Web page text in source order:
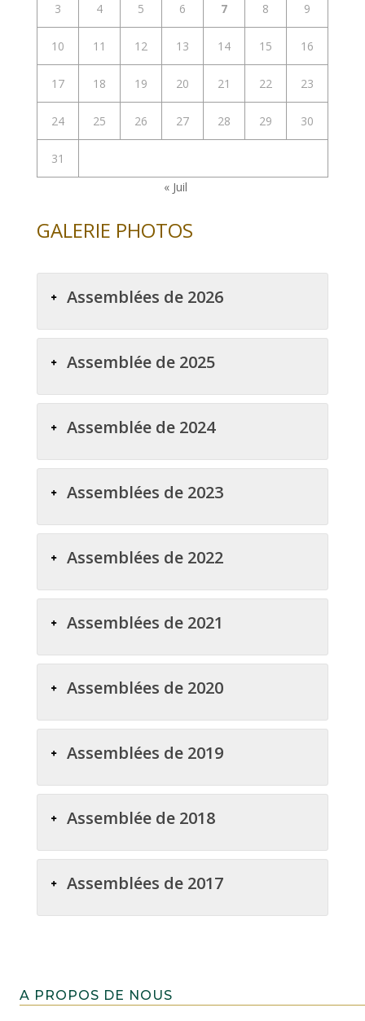
3 4 5 6 7 8 9
10 11 12 13 14 15 16
17 18 19 20 21 22 23
24 25 26 27 28 29 30
31
« Juil
GALERIE PHOTOS
Assemblées de 2026
Assemblée de 2025
Assemblée de 2024
Assemblées de 2023
Assemblées de 2022
Assemblées de 2021
Assemblées de 2020
Assemblées de 2019
Assemblée de 2018
Assemblées de 2017
A PROPOS DE NOUS